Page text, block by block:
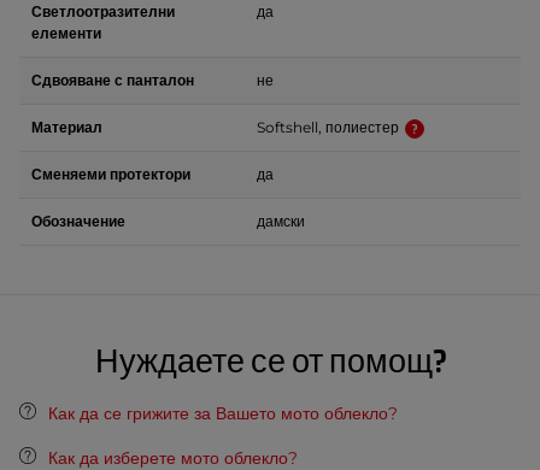
Светлоотразителни
елементи
да
Сдвояване с панталон не
Материал Softshell, полиестер
Сменяеми протектори да
Обозначение дамски
Нуждаете се от помощ?
Как да се грижите за Вашето мото облекло?
Как да изберете мото облекло?